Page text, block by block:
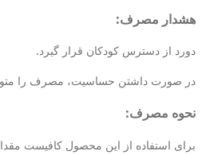
هشدار مصرف:
دورد از دسترس کودکان قرار گیرد.
در صورت داشتن حساسیت، مصرف را
نحوه مصرف:
برای استفاده از این محصول کافیست